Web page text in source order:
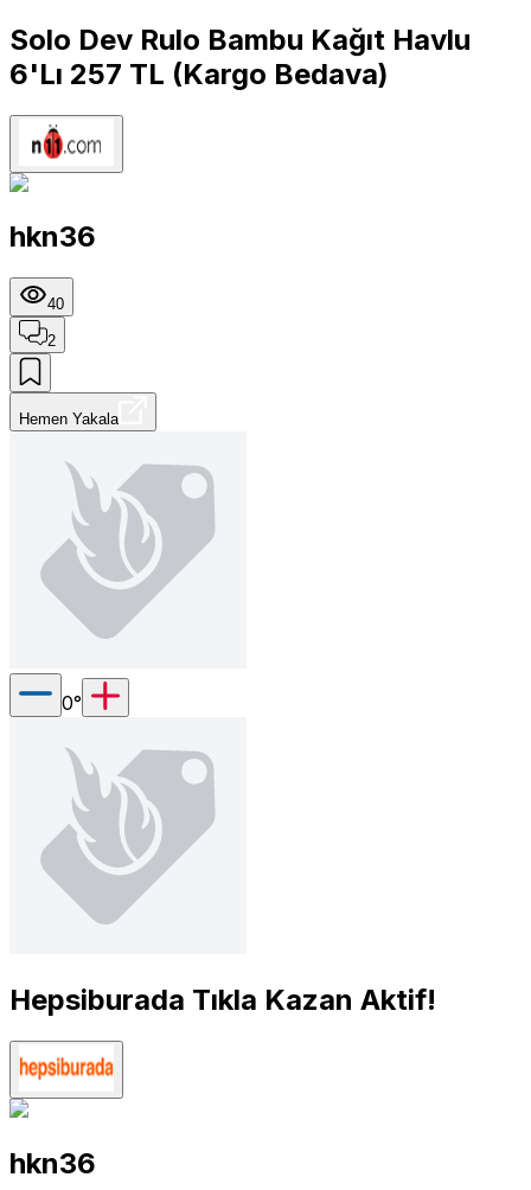
Solo Dev Rulo Bambu Kağıt Havlu
6'Lı 257 TL (Kargo Bedava)
hkn36
40
2
Hemen Yakala
0°
Hepsiburada Tıkla Kazan Aktif!
hkn36